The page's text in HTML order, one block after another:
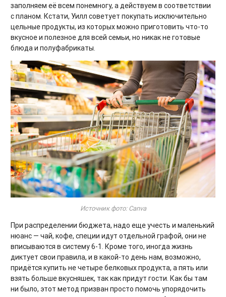
заполняем её всем понемногу, а действуем в соответствии
с планом. Кстати, Уилл советует покупать исключительно
цельные продукты, из которых можно приготовить что-то
вкусное и полезное для всей семьи, но никак не готовые
блюда и полуфабрикаты.
Источник фото: Canva
При распределении бюджета, надо еще учесть и маленький
нюанс — чай, кофе, специи идут отдельной графой, они не
вписываются в систему 6-1. Кроме того, иногда жизнь
диктует свои правила, и в какой-то день нам, возможно,
придётся купить не четыре белковых продукта, а пять или
взять больше вкусняшек, так как придут гости. Как бы там
ни было, этот метод призван просто помочь упорядочить